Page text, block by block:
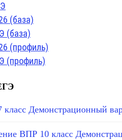
(база)
(база)
(профиль)
(профиль)
Демонстрационный
ВПР 10 класс